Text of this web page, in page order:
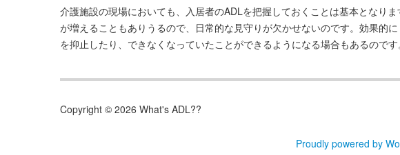
介護施設の現場においても、入居者のADLを把握しておくことは基本となり
が増えることもありうるので、日常的な見守りが欠かせないのです。効果的
を抑止したり、できなくなっていたことができるようになる場合もあるのです
Copyright © 2026 What's ADL??
Proudly powered by